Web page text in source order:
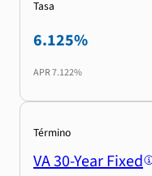
Tasa
6.125%
APR7.122%
Término
VA 30-Year Fixed